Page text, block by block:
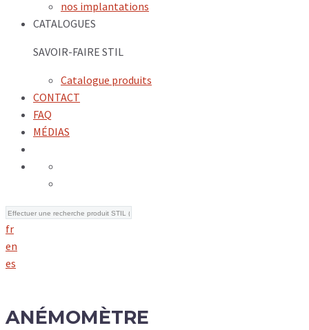
nos implantations
CATALOGUES
SAVOIR-FAIRE STIL
Catalogue produits
CONTACT
FAQ
MÉDIAS
fr
en
es
ANÉMOMÈTRE